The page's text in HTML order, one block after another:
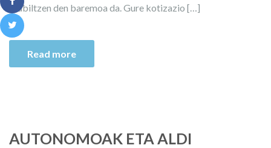
erabiltzen den baremoa da. Gure kotizazio […]
Read more
AUTONOMOAK ETA ALDI